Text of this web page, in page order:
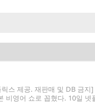
스 제공. 재판매 및 DB 금지
영어 쇼로 꼽혔다. 10일 넷